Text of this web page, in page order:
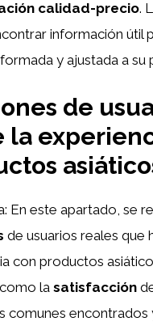
calidad-precio.
información útil
y ajustada a su
de
la
En este apartado, se
de usuarios reales que
con productos
la satisfacción
comunes encontrados